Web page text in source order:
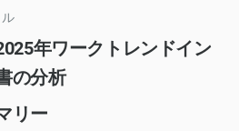
年ワークトレンドイン
の分析
リー